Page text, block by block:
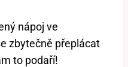
nápoj ve
zbytečně přeplácat
to podaří!